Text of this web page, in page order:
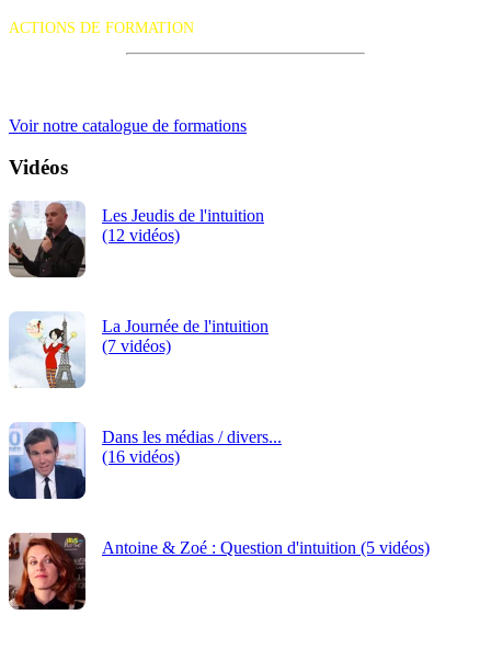
ACTIONS DE FORMATION
Voir notre catalogue de formations
Vidéos
Les Jeudis de l'intuition
(12 vidéos)
La Journée de l'intuition
(7 vidéos)
Dans les médias / divers...
(16 vidéos)
Antoine & Zoé : Question d'intuition (5 vidéos)